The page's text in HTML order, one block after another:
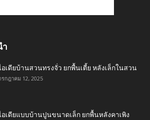
ำ
อเดียบ้านสวนทรงจั่ว ยกพื้นเตี้ย หลังเล็กในสวน
รกฎาคม 12, 2025
อเดียแบบบ้านปูนขนาดเล็ก ยกพื้นหลังคาเพิง